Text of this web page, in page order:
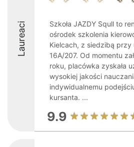
Laureaci
Szkoła JAZDY Squll to
ośrodek szkolenia
Kielcach, z siedzibą przy
16A/207. Od momentu
roku, placówka zyskała
wysokiej jakości
indywidualnemu
kursanta. ...
9.9